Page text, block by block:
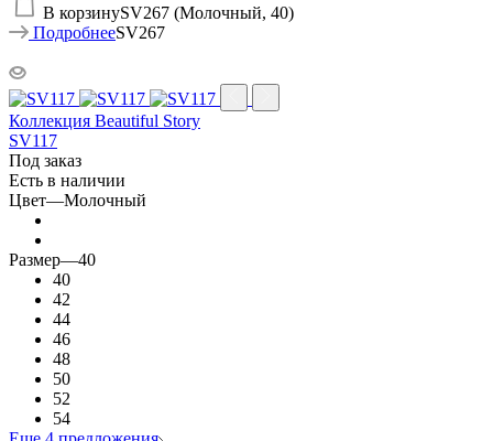
В корзинуSV267 (Молочный, 40)
ПодробнееSV267
Коллекция Beautiful Story
SV117
Под заказ
Есть в наличии
Цвет—Молочный
Размер—40
40
42
44
46
48
50
52
54